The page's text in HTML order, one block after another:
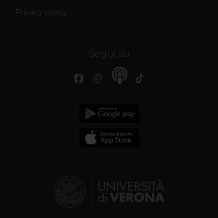
Privacy policy
Segui su